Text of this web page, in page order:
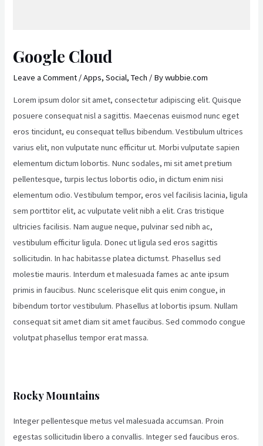
Google Cloud
Leave a Comment /Apps,Social,Tech / Bywubbie.com
Lorem ipsum dolor sit amet, consectetur adipiscing elit. Quisque
posuere consequat nisl a sagittis. Maecenas euismod nunc eget
eros tincidunt, eu consequat tellus bibendum. Vestibulum ultrices
varius elit, non vulputate nunc efficitur ut. Morbi vulputate sapien
elementum dictum lobortis. Nunc sodales, mi sit amet pretium
pellentesque, turpis lectus lobortis odio, in dictum enim nisi
elementum odio. Vestibulum tempor, eros vel facilisis lacinia, ligula
sem porttitor elit, ac vulputate velit nibh a elit. Cras tristique
ultricies facilisis. Nam augue neque, pulvinar sed nibh ac,
vestibulum efficitur ligula. Donec ut ligula sed eros sagittis
sollicitudin. In hac habitasse platea dictumst. Phasellus sed
molestie mauris. Interdum et malesuada fames ac ante ipsum
primis in faucibus. Nunc scelerisque elit quis enim congue, in
bibendum tortor vestibulum. Phasellus at lobortis ipsum. Nullam
consequat sit amet diam sit amet faucibus. Sed commodo congue
volutpat phasellus tempor erat massa.
Rocky Mountains
Integer pellentesque metus vel malesuada accumsan. Proin
egestas sollicitudin libero a convallis. Integer sed faucibus eros.